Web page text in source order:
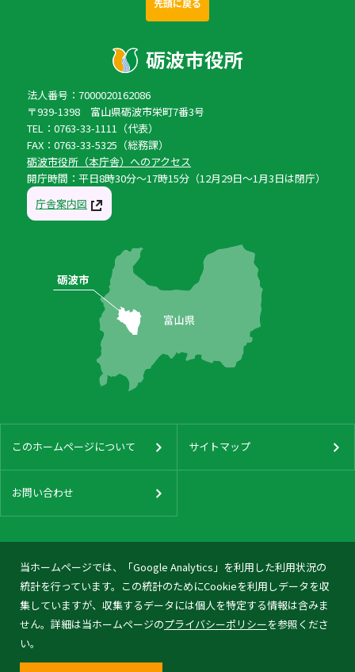
当ホームページでは、「Google Analytics」を利用した利用状況の
統計を行っています。この統計のためにCookieを利用しデータを収
集していますが、収集するデータには個人を特定する情報は含みま
せん。詳細は当ホームページのプライバシーポリシーを参照くださ
い。
法人番号：7000020162086
〒939-1398 富山県砺波市栄町7番3号
TEL：0763-33-1111（代表）
FAX：0763-33-5325（総務課）
砺波市役所（本庁舎）へのアクセス
開庁時間：平日8時30分〜17時15分（12月29日〜1月3日は閉庁）
庁舎案内図
このホームページについて サイトマップ
お問い合わせ